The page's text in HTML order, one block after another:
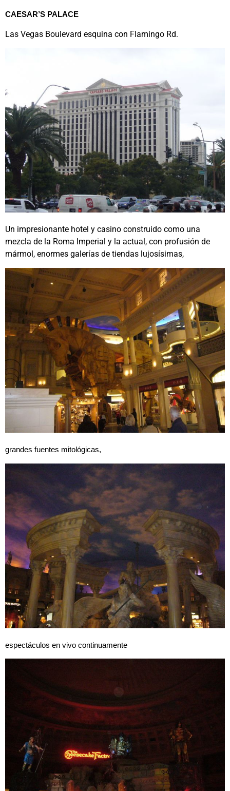
CAESAR’S PALACE
Las Vegas Boulevard esquina con Flamingo Rd.
Un impresionante hotel y casino construido como una
mezcla de la Roma Imperial y la actual, con profusión de
mármol, enormes galerías de tiendas lujosísimas,
grandes fuentes mitológicas,
espectáculos en vivo continuamente